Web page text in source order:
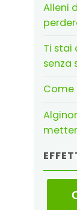
Alleni
Ti stai
senza
Come